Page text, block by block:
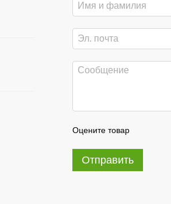
Оцените товар
Отправить